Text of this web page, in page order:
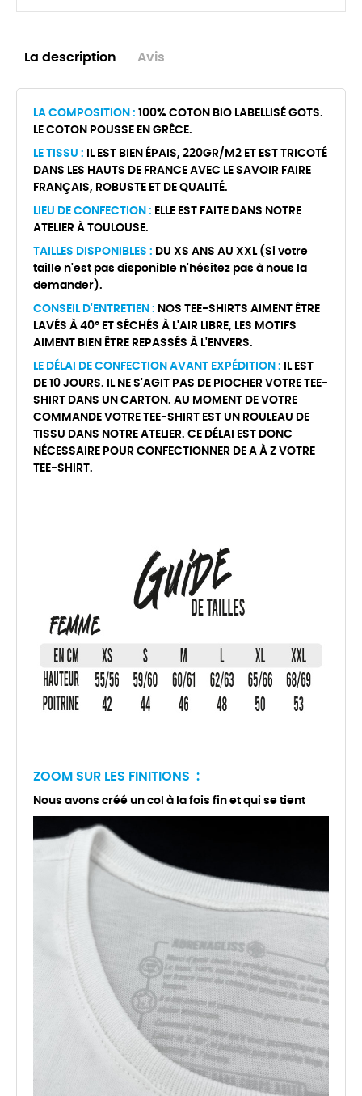
La description Avis
LA COMPOSITION : 100% COTON BIO LABELLISÉ GOTS.
LE COTON POUSSE EN GRÊCE.
LE TISSU : IL EST BIEN ÉPAIS, 220GR/M2 ET EST TRICOTÉ
DANS LES HAUTS DE FRANCE AVEC LE SAVOIR FAIRE
FRANÇAIS, ROBUSTE ET DE QUALITÉ.
LIEU DE CONFECTION : ELLE EST FAITE DANS NOTRE
ATELIER À TOULOUSE.
TAILLES DISPONIBLES : DU XS ANS AU XXL (Si votre
taille n'est pas disponible n'hésitez pas à nous la
demander).
CONSEIL D'ENTRETIEN : NOS TEE-SHIRTS AIMENT ÊTRE
LAVÉS À 40° ET SÉCHÉS À L'AIR LIBRE, LES MOTIFS
AIMENT BIEN ÊTRE REPASSÉS À L'ENVERS.
LE DÉLAI DE CONFECTION AVANT EXPÉDITION : IL EST
DE 10 JOURS. IL NE S'AGIT PAS DE PIOCHER VOTRE TEE-
SHIRT DANS UN CARTON. AU MOMENT DE VOTRE
COMMANDE VOTRE TEE-SHIRT EST UN ROULEAU DE
TISSU DANS NOTRE ATELIER. CE DÉLAI EST DONC
NÉCESSAIRE POUR CONFECTIONNER DE A À Z VOTRE
TEE-SHIRT.
ZOOM SUR LES FINITIONS :
Nous avons créé un col à la fois fin et qui se tient